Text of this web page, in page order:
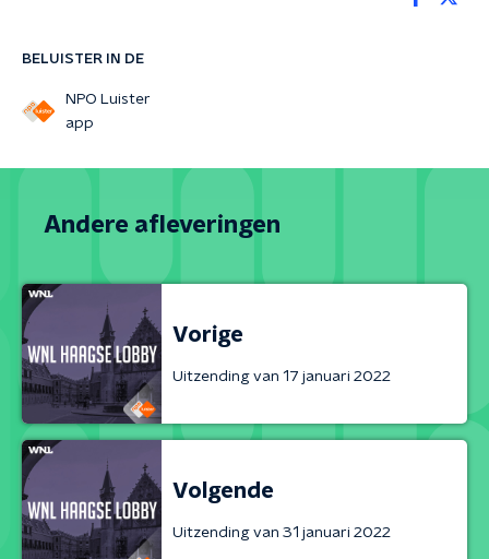
BELUISTER IN DE
NPO Luister
app
Andere afleveringen
Vorige
Uitzending van 17 januari 2022
Volgende
Uitzending van 31 januari 2022